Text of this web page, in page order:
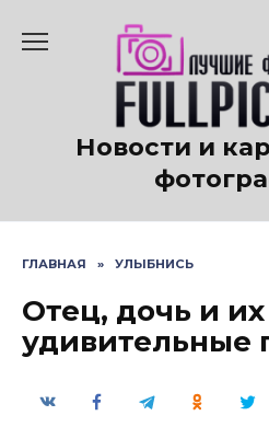
содержанию
Новости и
ГЛАВНАЯ » УЛЫБНИСЬ
Отец, дочь и их
удивительные